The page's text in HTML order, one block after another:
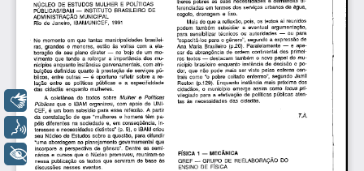
Libras
Voz
+ Acessibilidade